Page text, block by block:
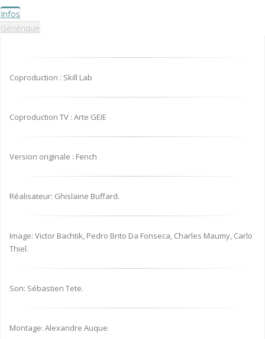
Infos
Générique
Coproduction : Skill Lab
Coproduction TV : Arte GEIE
Version originale : Fench
Réalisateur: Ghislaine Buffard.
Image: Victor Bachtik, Pedro Brito Da Fonseca, Charles Maumy, Carlo
Thiel.
Son: Sébastien Tete.
Montage: Alexandre Auque.